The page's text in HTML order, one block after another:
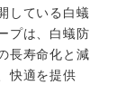
している白蟻
プは、白蟻防
長寿命化と減
快適を提供